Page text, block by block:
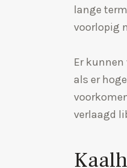
lange
voorlopig
Er
als er
verlaagd